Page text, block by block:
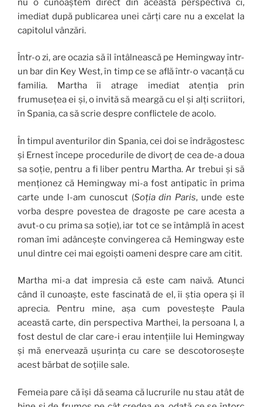
imediat după publicarea unei cărți care nu a excelat la
capitolul vânzări.
Într-o zi, are ocazia să îl întâlnească pe Hemingway într-
un bar din Key West, în timp ce se află într-o vacanță cu
familia. Martha îi atrage imediat atenția prin
frumusețea ei și, o invită să meargă cu el și alți scriitori,
în Spania, ca să scrie despre conflictele de acolo.
În timpul aventurilor din Spania, cei doi se îndrăgostesc
și Ernest începe procedurile de divorț de cea de-a doua
sa soție, pentru a fi liber pentru Martha. Ar trebui și să
menționez că Hemingway mi-a fost antipatic în prima
carte unde l-am cunoscut (Soția din Paris, unde este
vorba despre povestea de dragoste pe care acesta a
avut-o cu prima sa soție), iar tot ce se întâmplă în acest
roman îmi adâncește convingerea că Hemingway este
unul dintre cei mai egoiști oameni despre care am citit.
Martha mi-a dat impresia că este cam naivă. Atunci
când îl cunoaște, este fascinată de el, îi știa opera și îl
aprecia. Pentru mine, așa cum povestește Paula
această carte, din perspectiva Marthei, la persoana I, a
fost destul de clar care-i erau intențiile lui Hemingway
și mă enervează ușurința cu care se descotorosește
acest bărbat de soțiile sale.
Femeia pare că își dă seama că lucrurile nu stau atât de